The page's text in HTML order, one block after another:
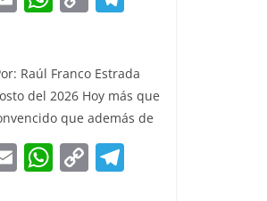
l s
A
p
p
y
Li
n
k
gr
a
Raúl Franco Estrada
del 2026 Hoy más que
que además de
E W C